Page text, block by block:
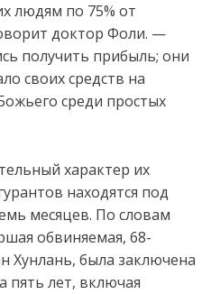
людям по 75% от
доктор Фоли. —
получить прибыль; они
своих средств на
среди простых
характер их
находятся под
месяцев. По словам
обвиняемая, 68-
Хунлань, была заключена
пять лет, включая